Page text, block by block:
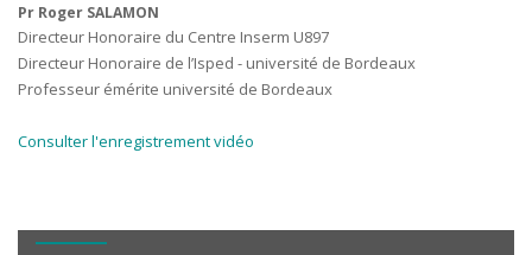
Pr Roger SALAMON
Directeur Honoraire du Centre Inserm U897
Directeur Honoraire de l’Isped - université de Bordeaux
Professeur émérite université de Bordeaux
Consulter l'enregistrement vidéo